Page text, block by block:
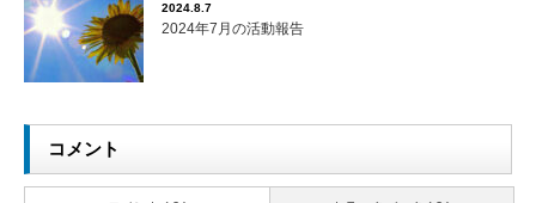
2024.8.7
2024年7月の活動報告
コメント